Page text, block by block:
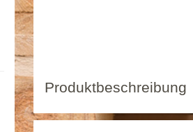
Produktbeschreibung